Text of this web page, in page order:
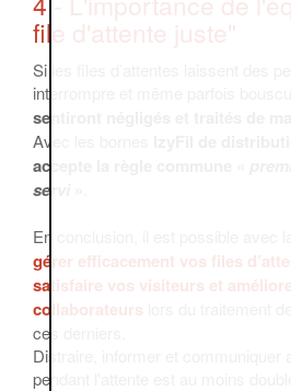
file d'attente juste"
Si les files d’attentes laissent des
interrompre et même parfois
sentiront négligés et traités de
Avec les bornes
accepte la règle commune «
servi
En conclusion, il est possible avec la
gérer efficacement vos files
satisfaire vos visiteurs et
collaborateurs lors du traitement
ces derniers.
Distraire, informer et communiquer
pendant l'attente est au moins